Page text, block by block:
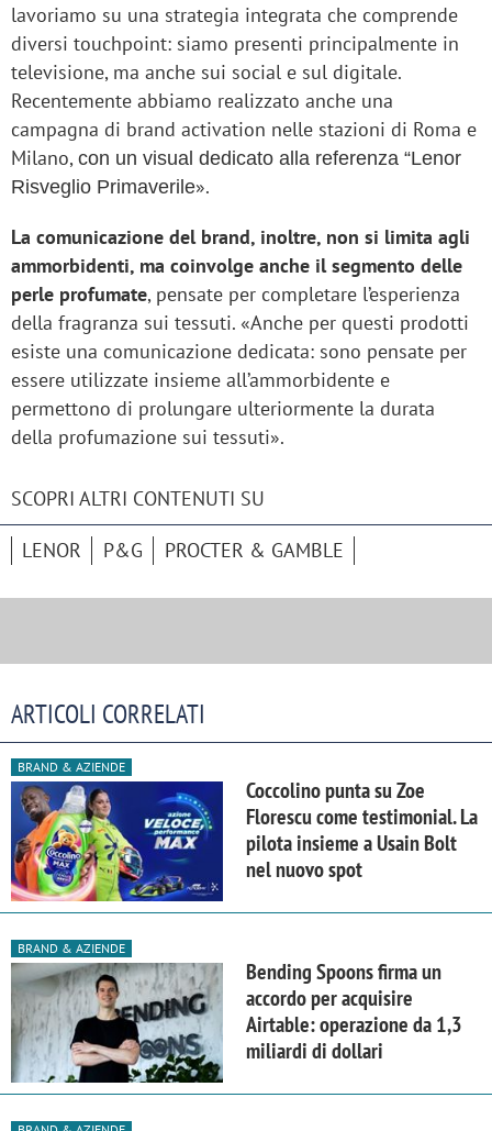
lavoriamo su una strategia integrata che comprende
diversi touchpoint: siamo presenti principalmente in
televisione, ma anche sui social e sul digitale.
Recentemente abbiamo realizzato anche una
campagna di brand activation nelle stazioni di Roma e
Milano, con un visual dedicato alla referenza “Lenor
Risveglio Primaverile».
La comunicazione del brand, inoltre, non si limita agli
ammorbidenti, ma coinvolge anche il segmento delle
perle profumate, pensate per completare l’esperienza
della fragranza sui tessuti. «Anche per questi prodotti
esiste una comunicazione dedicata: sono pensate per
essere utilizzate insieme all’ammorbidente e
permettono di prolungare ulteriormente la durata
della profumazione sui tessuti».
SCOPRI ALTRI CONTENUTI SU
LENOR P&G PROCTER & GAMBLE
ARTICOLI CORRELATI
BRAND & AZIENDE
Coccolino punta su Zoe
Florescu come testimonial. La
pilota insieme a Usain Bolt
nel nuovo spot
BRAND & AZIENDE
Bending Spoons firma un
accordo per acquisire
Airtable: operazione da 1,3
miliardi di dollari